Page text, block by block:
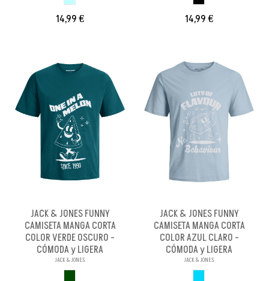
14,99 € 14,99 €
JACK & JONES FUNNY
CAMISETA MANGA CORTA
COLOR VERDE OSCURO -
CÓMODA y LIGERA
JACK & JONES
JACK & JONES FUNNY
CAMISETA MANGA CORTA
COLOR AZUL CLARO -
CÓMODA y LIGERA
JACK & JONES